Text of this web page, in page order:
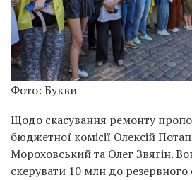
Фото: Букви
Щодо скасування ремонту
бюджетної комісії Олексій
Мороховський та Олег Звягін.
скерувати 10 млн до